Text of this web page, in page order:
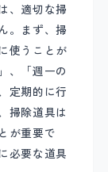
、適切な掃
。まず、掃
使うことが
、「週一の
定期的に行
掃除道具は
が重要で
必要な道具